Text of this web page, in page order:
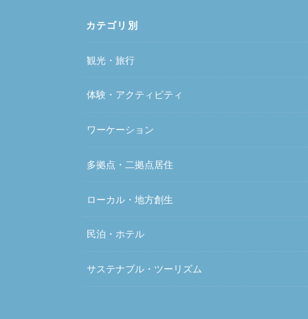
カテゴリ別
観光・旅行
体験・アクティビティ
ワーケーション
多拠点・二拠点居住
ローカル・地方創生
民泊・ホテル
サステナブル・ツーリズム